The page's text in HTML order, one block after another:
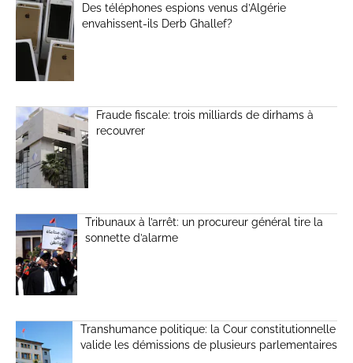
Des téléphones espions venus d’Algérie
envahissent-ils Derb Ghallef?
Fraude fiscale: trois milliards de dirhams à
recouvrer
Tribunaux à l’arrêt: un procureur général tire la
sonnette d’alarme
Transhumance politique: la Cour constitutionnelle
valide les démissions de plusieurs parlementaires